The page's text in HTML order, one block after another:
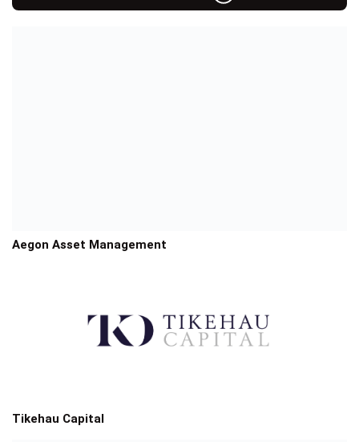
Aegon Asset Management
Tikehau Capital